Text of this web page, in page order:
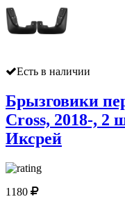
Есть в наличии
Брызговики
Cross, 2018-, 2
Иксрей
1180